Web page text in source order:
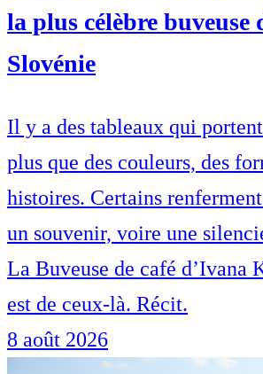
la plus célèbre buveuse
Slovénie
Il y a des tableaux qui
plus que des couleurs, des
histoires. Certains
un souvenir, voire une
La Buveuse de café d’Ivana
est de ceux-là. Récit.
8 août 2026